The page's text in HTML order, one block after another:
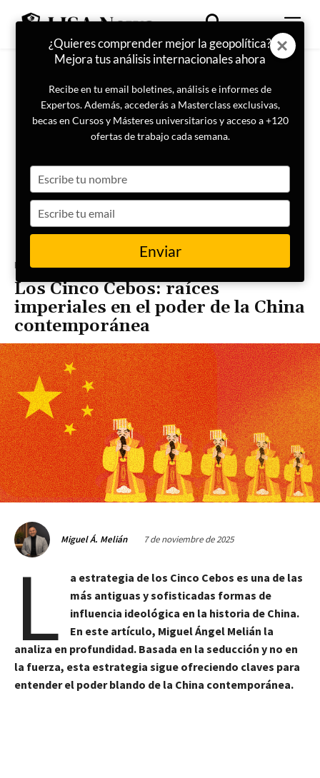
Portada Internacional
Los Cinco Cebos: raíces
imperiales en el poder de la China
contemporánea
Miguel Á. Melián 7 de noviembre de 2025
L
a estrategia de los Cinco Cebos es una de las
más antiguas y sofisticadas formas de
influencia ideológica en la historia de China.
En este artículo, Miguel Ángel Melián la
analiza en profundidad. Basada en la seducción y no en
la fuerza, esta estrategia sigue ofreciendo claves para
entender el poder blando de la China contemporánea.
¿Quieres comprender mejor la geopolítica?
Mejora tus análisis internacionales ahora
Recibe en tu email boletines, análisis e informes de
Expertos. Además, accederás a Masterclass exclusivas,
becas en Cursos y Másteres universitarios y acceso a +120
ofertas de trabajo cada semana.
your
name
your
email
Enviar